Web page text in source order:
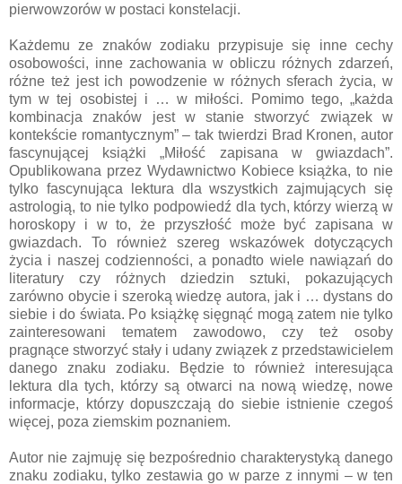
pierwowzorów w postaci konstelacji.
Każdemu ze znaków zodiaku przypisuje się inne cechy
osobowości, inne zachowania w obliczu różnych zdarzeń,
różne też jest ich powodzenie w różnych sferach życia, w
tym w tej osobistej i … w miłości. Pomimo tego, „każda
kombinacja znaków jest w stanie stworzyć związek w
kontekście romantycznym” – tak twierdzi Brad Kronen, autor
fascynującej książki „Miłość zapisana w gwiazdach”.
Opublikowana przez Wydawnictwo Kobiece książka, to nie
tylko fascynująca lektura dla wszystkich zajmujących się
astrologią, to nie tylko podpowiedź dla tych, którzy wierzą w
horoskopy i w to, że przyszłość może być zapisana w
gwiazdach. To również szereg wskazówek dotyczących
życia i naszej codzienności, a ponadto wiele nawiązań do
literatury czy różnych dziedzin sztuki, pokazujących
zarówno obycie i szeroką wiedzę autora, jak i … dystans do
siebie i do świata. Po książkę sięgnąć mogą zatem nie tylko
zainteresowani tematem zawodowo, czy też osoby
pragnące stworzyć stały i udany związek z przedstawicielem
danego znaku zodiaku. Będzie to również interesująca
lektura dla tych, którzy są otwarci na nową wiedzę, nowe
informacje, którzy dopuszczają do siebie istnienie czegoś
więcej, poza ziemskim poznaniem.
Autor nie zajmuję się bezpośrednio charakterystyką danego
znaku zodiaku, tylko zestawia go w parze z innymi – w ten